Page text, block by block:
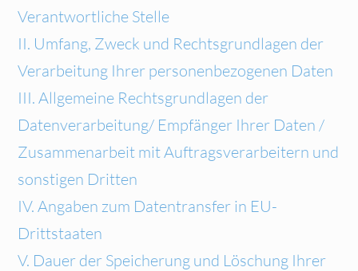
Verantwortliche Stelle
II. Umfang, Zweck und Rechtsgrundlagen der
Verarbeitung Ihrer personenbezogenen Daten
III. Allgemeine Rechtsgrundlagen der
Datenverarbeitung/ Empfänger Ihrer Daten /
Zusammenarbeit mit Auftragsverarbeitern und
sonstigen Dritten
IV. Angaben zum Datentransfer in EU-
Drittstaaten
V. Dauer der Speicherung und Löschung Ihrer